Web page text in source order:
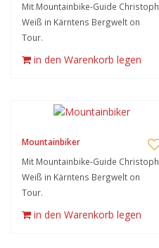
Mit Mountainbike-Guide Christoph
Weiß in Kärntens Bergwelt on
Tour.
in den Warenkorb legen
Mountainbiker
Mit Mountainbike-Guide Christoph
Weiß in Kärntens Bergwelt on
Tour.
in den Warenkorb legen